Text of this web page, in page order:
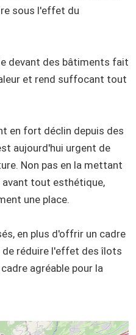
sous l'effet du
devant des bâtiments fait
et rend suffocant tout
en fort déclin depuis des
aujourd'hui urgent de
Non pas en la mettant
tout esthétique,
une place.
en plus d'offrir un cadre
réduire l'effet des îlots
agréable pour la